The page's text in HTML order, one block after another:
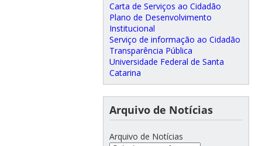
Carta de Serviços ao Cidadão
Plano de Desenvolvimento
Institucional
Serviço de informação ao Cidadão
Transparência Pública
Universidade Federal de Santa
Catarina
Arquivo de Notícias
Arquivo de Notícias